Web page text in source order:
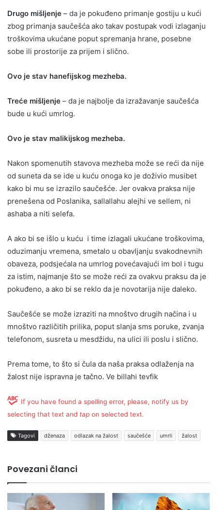
Drugo mišljenje – da je pokuđeno primanje gostiju u kući
zbog primanja saučešća ako takav postupak vodi izlaganju
troškovima ukućane poput spremanja hrane, posebne
sobe ili prostorije za prijem i slično.
Ovo je stav hanefijskog mezheba.
Treće mišljenje – da je najbolje da izražavanje saučešća
bude u kući umrlog.
Ovo je stav malikijskog mezheba.
Nakon spomenutih stavova mezheba može se reći da nije
od suneta da se ide u kuću onoga ko je doživio musibet
kako bi mu se izrazilo saučešće. Jer ovakva praksa nije
prenešena od Poslanika, sallallahu alejhi ve sellem, ni
ashaba a niti selefa.
A ako bi se išlo u kuću i time izlagali ukućane troškovima,
oduzimanju vremena, smetalo u obavljanju svakodnevnih
obaveza, podsjećala na umrlog povećavajući im bol i tugu
za istim, najmanje što se može reći za ovakvu praksu da je
pokuđeno, a ako bi se reklo da je novotarija nije daleko.
Saučešće se može izraziti na mnoštvo drugih načina i u
mnoštvo različitih prilika, poput slanja sms poruke, zvanja
telefonom, susreta u mesdžidu, na ulici ili poslu i slično.
Prema tome, to što si čula da naša praksa odlaženja na
žalost nije ispravna je tačno. Ve billahi tevfik
If you have found a spelling error, please, notify us by
selecting that text and tap on selected text.
Tagovi dženaza odlazak na žalost saučešće umrli žalost
Povezani članci